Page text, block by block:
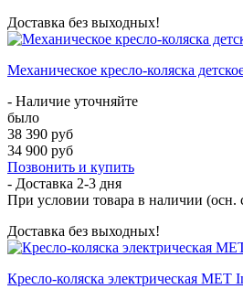
Доставка без выходных!
Механическое кресло-коляска
- Наличие уточняйте
было
38 390 руб
34 900 руб
Позвонить и купить
- Доставка 2-3 дня
При условии товара в наличии (осн.
Доставка без выходных!
Кресло-коляска электрическая MET